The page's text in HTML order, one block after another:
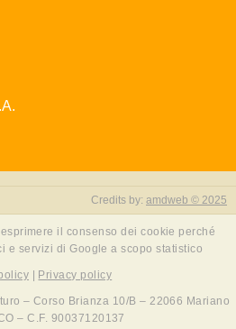
Credits by: amdweb © 2025
il consenso dei cookie perché
e servizi di Google a scopo statistico
Privacy policy
– Corso Brianza 10/B – 22066 Mariano
– C.F. 90037120137